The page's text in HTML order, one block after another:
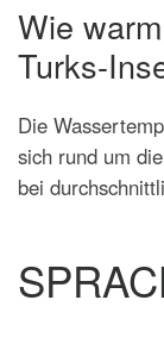
Wie
Turks-
Die
sich rund um
bei